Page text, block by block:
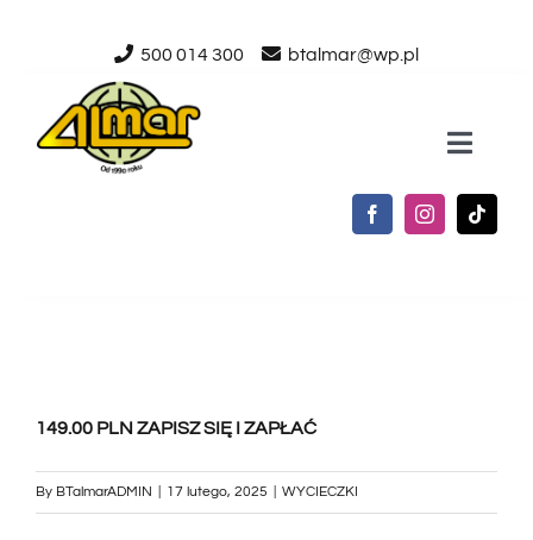
zawartości
500 014 300 btalmar@wp.pl
Toggle
AKTUALNOŚCI
149.00 PLN ZAPISZ SIĘ I ZAPŁAĆ
By BTalmarADMIN 17 lutego, 2025 WYCIECZKI